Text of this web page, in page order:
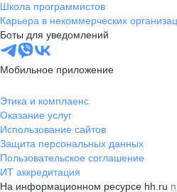
Школа программистов
Карьера в некоммерческих
Боты для уведомлений
Мобильное приложение
Этика и комплаенс
Оказание услуг
Использование сайтов
Защита персональных данных
Пользовательское соглашение
ИТ аккредитация
На информационном ресурсе hh.ru